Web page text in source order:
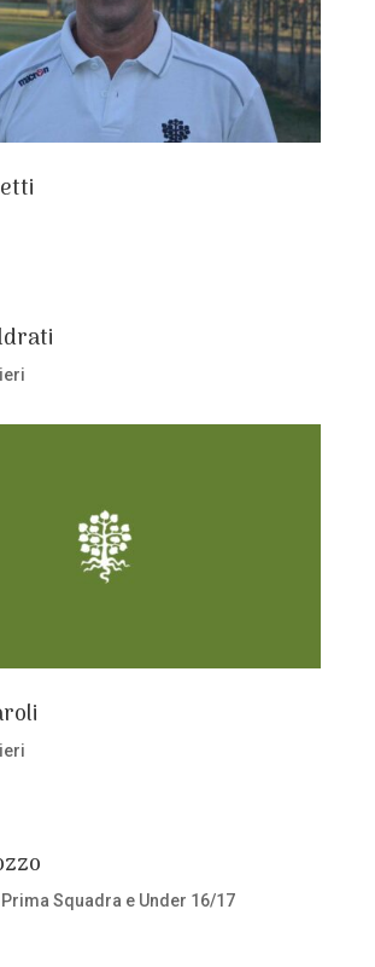
Squadra e Under 16/17